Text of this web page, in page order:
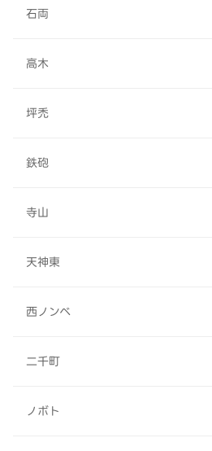
石両
高木
坪禿
鉄砲
寺山
天神東
西ノンベ
二千町
ノボト